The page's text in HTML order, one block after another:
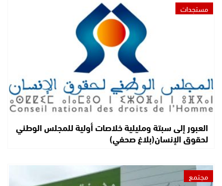
مستجدات
العبور إلى سبتة ومليلية خلاصات أولية للمجلس الوطني
لحقوق الإنسان(بلاغ صحفي)
مجتمع